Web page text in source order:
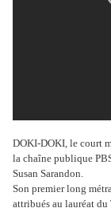
DOKI-DOKI, le court
la chaîne publique
Susan Sarandon.
Son premier long
attribués au lauréat